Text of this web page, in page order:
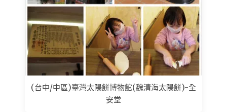
(台中/中區)臺灣太陽餅博物館(魏清海太陽餅)-全
安堂